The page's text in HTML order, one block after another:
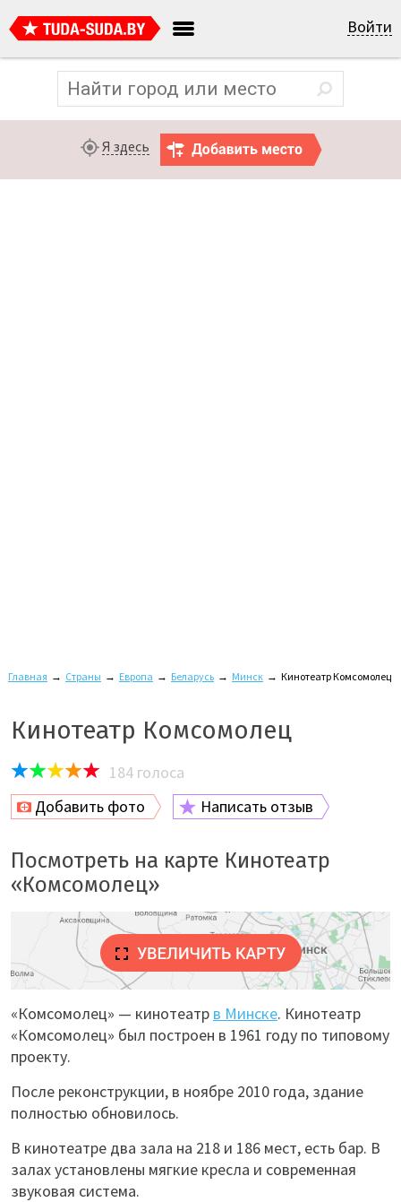
Войти
Я здесь
Главная → Страны → Европа → Беларусь → Минск → Кинотеатр Комсомолец
Кинотеатр Комсомолец
184 голоса
Добавить фото
Написать отзыв
Посмотреть на карте Кинотеатр
«Комсомолец»
«Комсомолец» — кинотеатр в Минске. Кинотеатр
«Комсомолец» был построен в 1961 году по типовому
проекту.
После реконструкции, в ноябре 2010 года, здание
полностью обновилось.
В кинотеатре два зала на 218 и 186 мест, есть бар. В
залах установлены мягкие кресла и современная
звуковая система.